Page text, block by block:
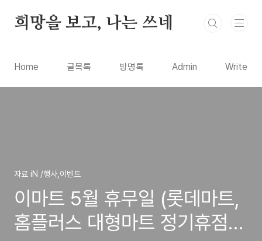
희망을 보고, 나는 쓰네
Home 글목록 방명록 Admin Write
자료 iN /행사,이벤트
이마트 5월 휴무일 (롯데마트,
홈플러스 대형마트 정기휴점일